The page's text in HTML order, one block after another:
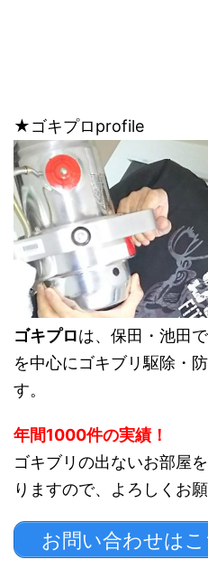
★ゴキプロprofile
ゴキプロは、保田・池田
を中心にゴキブリ駆除・
す。
年間1000件の実績！
ゴキブリの出ないお部屋
りますので、よろしくお
お問い合わせはこ